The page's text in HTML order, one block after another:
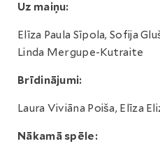
Uz maiņu:
Elīza Paula Sīpola, Sofija
Linda Mergupe-Kutraite
Brīdinājumi:
Laura Viviāna Poiša, Elīza
Nākamā spēle: